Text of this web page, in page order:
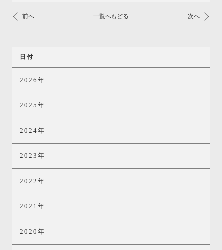
前へ 一覧へもどる 次へ
日付
2026年
2025年
2024年
2023年
2022年
2021年
2020年